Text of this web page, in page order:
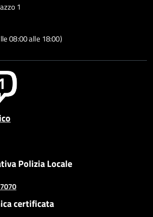
1
08:00 alle 18:00)
Polizia Locale
certificata